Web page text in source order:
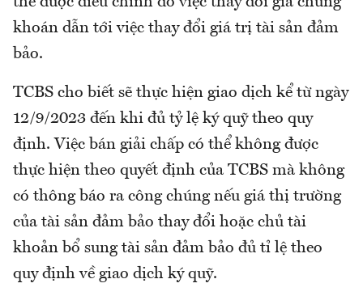
khoán dẫn tới việc thay đổi giá trị tài sản đảm
bảo.
TCBS cho biết sẽ thực hiện giao dịch kể từ ngày
12/9/2023 đến khi đủ tỷ lệ ký quỹ theo quy
định. Việc bán giải chấp có thể không được
thực hiện theo quyết định của TCBS mà không
có thông báo ra công chúng nếu giá thị trường
của tài sản đảm bảo thay đổi hoặc chủ tài
khoản bổ sung tài sản đảm bảo đủ tỉ lệ theo
quy định về giao dịch ký quỹ.